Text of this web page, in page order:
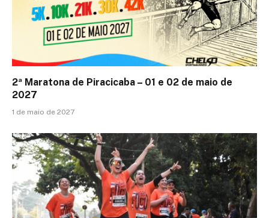
2ª Maratona de Piracicaba – 01 e 02 de maio de
2027
1 de maio de 2027